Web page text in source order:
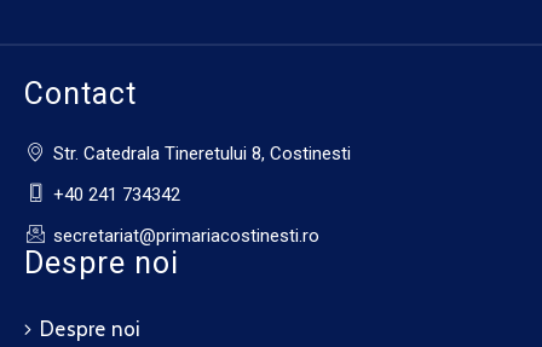
Contact
Str. Catedrala Tineretului 8, Costinesti
+40 241 734342
secretariat@primariacostinesti.ro​
Despre noi
Despre noi